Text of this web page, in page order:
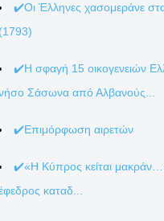
✔️Οι Έλληνες χασομεράνε
(1793)
✔️Η σφαγή 15 οικογενειών
Σάσωνα από Αλβανούς...
✔️Επιμόρφωση αιρετών
✔️«Η Κύπρος κείται
καταδ...